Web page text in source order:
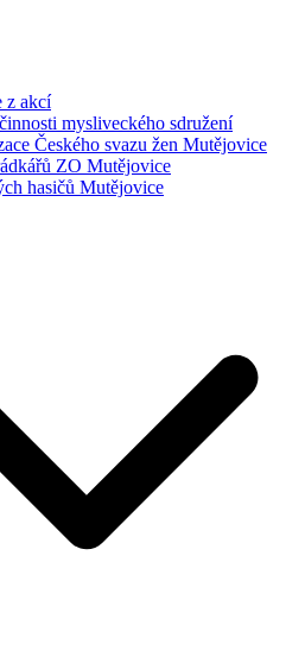
z akcí
mysliveckého sdružení
Českého svazu žen Mutějovice
ZO Mutějovice
hasičů Mutějovice